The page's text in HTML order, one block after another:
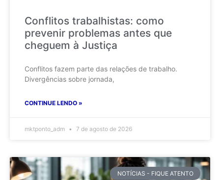
Conflitos trabalhistas: como
prevenir problemas antes que
cheguem à Justiça
Conflitos fazem parte das relações de trabalho.
Divergências sobre jornada,
CONTINUE LENDO »
mktponto_adm 7 de agosto de 2026
NOTÍCIAS - FIQUE ATENTO